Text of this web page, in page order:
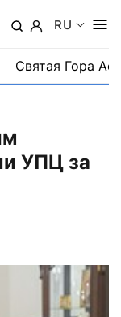
RU
Святая Гора
УПЦ за